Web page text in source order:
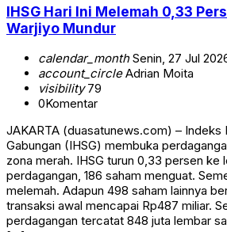
IHSG Hari Ini Melemah 0,33
Warjiyo Mundur
calendar_monthSenin, 27 Jul
account_circleAdrian Moita
visibility79
0Komentar
JAKARTA (duasatunews.com) – Indeks
Gabungan (IHSG) membuka
zona merah. IHSG turun 0,33 persen ke
perdagangan, 186 saham menguat.
melemah. Adapun 498 saham lainnya
transaksi awal mencapai Rp487 miliar.
perdagangan tercatat 848 juta lembar